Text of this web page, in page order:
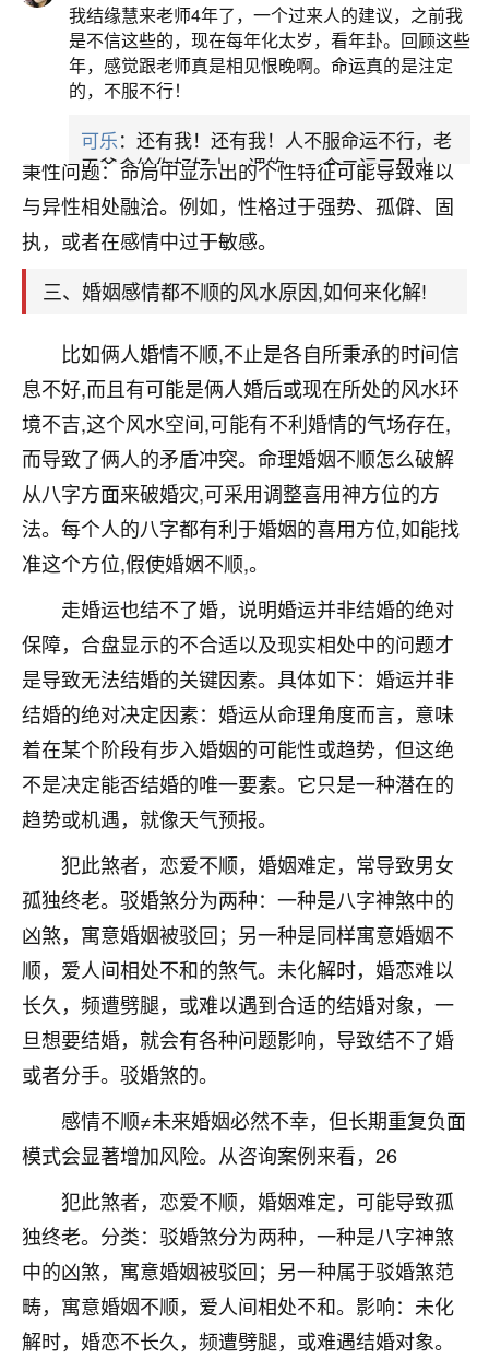
迟迟结不了婚可能由命局因素、风水环境影响
等多方面原因导致，以下是具体分析：命局因素天
生姻缘薄弱：极少数人可能天生命局中没有明显的
姻缘信息，这种情况较为罕见，但确实存在。个性
秉性问题：命局中显示出的个性特征可能导致难以
与异性相处融洽。例如，性格过于强势、孤僻、固
执，或者在感情中过于敏感。
三、婚姻感情都不顺的风水原因,如何来化解!
比如俩人婚情不顺,不止是各自所秉承的时间信
息不好,而且有可能是俩人婚后或现在所处的风水环
境不吉,这个风水空间,可能有不利婚情的气场存在,
而导致了俩人的矛盾冲突。命理婚姻不顺怎么破解
从八字方面来破婚灾,可采用调整喜用神方位的方
法。每个人的八字都有利于婚姻的喜用方位,如能找
准这个方位,假使婚姻不顺,。
走婚运也结不了婚，说明婚运并非结婚的绝对
保障，合盘显示的不合适以及现实相处中的问题才
是导致无法结婚的关键因素。具体如下：婚运并非
结婚的绝对决定因素：婚运从命理角度而言，意味
着在某个阶段有步入婚姻的可能性或趋势，但这绝
不是决定能否结婚的唯一要素。它只是一种潜在的
趋势或机遇，就像天气预报。
犯此煞者，恋爱不顺，婚姻难定，常导致男女
孤独终老。驳婚煞分为两种：一种是八字神煞中的
凶煞，寓意婚姻被驳回；另一种是同样寓意婚姻不
顺，爱人间相处不和的煞气。未化解时，婚恋难以
长久，频遭劈腿，或难以遇到合适的结婚对象，一
旦想要结婚，就会有各种问题影响，导致结不了婚
或者分手。驳婚煞的。
感情不顺≠未来婚姻必然不幸，但长期重复负面
模式会显著增加风险。从咨询案例来看，26
犯此煞者，恋爱不顺，婚姻难定，可能导致孤
独终老。分类：驳婚煞分为两种，一种是八字神煞
中的凶煞，寓意婚姻被驳回；另一种属于驳婚煞范
畴，寓意婚姻不顺，爱人间相处不和。影响：未化
解时，婚恋不长久，频遭劈腿，或难遇结婚对象。
我结缘慧来老师4年了，一个过来人的建议，之前我
是不信这些的，现在每年化太岁，看年卦。回顾这些
年，感觉跟老师真是相见恨晚啊。命运真的是注定
的，不服不行！
可乐：还有我！还有我！人不服命运不行，老
天爷会给你好好上一课的。一命二运三风水，
哪样不服都不行！
平安是福：我也是每年找老师化太岁，看年
卦，认识老师3年了，都是缘分啊！
17分钟前 来自湖北 19
心若莲花
我是做餐饮的，这两年，生意屡屡受挫，店开一家关
一家，要么生意不好，生意好的就出事。前些年攒的
家底快败光了，真是倒霉！我也想找人看看到底怎么
回事？
鹿森：你可以找老师看看，人有时不服命不行
啊！
太阳当空赵：我也做餐饮的，生意不算大，但
是我从找店开始都是找慧来老师跟进的，选
址、风水、还有开业日子，哪哪都看了，虽然
大环境不好，但是我家生意还可以，前几天又
刚找老师做了补财库，希望财运更好一点！
2小时前 来自海南 18
梦醒时分
我女儿高二叛逆，大半年不上学，一说她就要死要活
的，把我们两口子愁的不行，朋友给我推荐的慧来老
做完，我女儿跟变了个人一样，不期望她能考多好的
大学，只要能安安稳稳的把书读了，身体心理都健健
康康的我就很知足了！
鹿森：可怜天下父母心啊！
3小时前 来自河北 16
付深
三个，找老师的时候是抱着侥幸心理，没想到老师看
着我晋升有望，我半信半疑的按照老师建议，做了化
太岁还有一个发钱粮，本来年前的人事调整，拖到年
后，我以为都没戏了，结果开年一上班，开会提拔升
职第一个就是我，职务无所谓，主要是底薪加了
3000，非常开心，无论如何，感恩感谢！🙏🏻
鹿森：恭喜升职加薪！！，请客吗？�
12小时前 来自北京 32